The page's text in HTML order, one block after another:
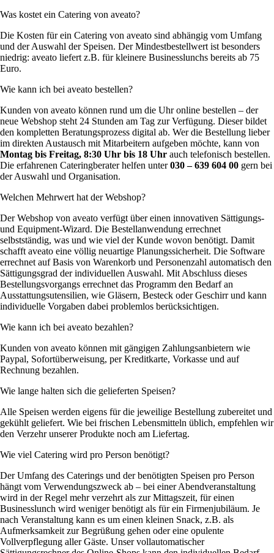
Was kostet ein Catering von aveato?
Die Kosten für ein Catering von aveato sind abhängig vom Umfang
und der Auswahl der Speisen. Der Mindestbestellwert ist besonders
niedrig: aveato liefert z.B. für kleinere Businesslunchs bereits ab 75
Euro.
Wie kann ich bei aveato bestellen?
Kunden von aveato können rund um die Uhr online bestellen – der
neue Webshop steht 24 Stunden am Tag zur Verfügung. Dieser bildet
den kompletten Beratungsprozess digital ab. Wer die Bestellung lieber
im direkten Austausch mit Mitarbeitern aufgeben möchte, kann von
Montag bis Freitag, 8:30 Uhr bis 18 Uhr auch telefonisch bestellen.
Die erfahrenen Cateringberater helfen unter030 – 639 604 00 gern bei
der Auswahl und Organisation.
Welchen Mehrwert hat der Webshop?
Der Webshop von aveato verfügt über einen innovativen Sättigungs-
und Equipment-Wizard. Die Bestellanwendung errechnet
selbstständig, was und wie viel der Kunde wovon benötigt. Damit
schafft aveato eine völlig neuartige Planungssicherheit. Die Software
errechnet auf Basis von Warenkorb und Personenzahl automatisch den
Sättigungsgrad der individuellen Auswahl. Mit Abschluss dieses
Bestellungsvorgangs errechnet das Programm den Bedarf an
Ausstattungsutensilien, wie Gläsern, Besteck oder Geschirr und kann
individuelle Vorgaben dabei problemlos berücksichtigen.
Wie kann ich bei aveato bezahlen?
Kunden von aveato können mit gängigen Zahlungsanbietern wie
Paypal, Sofortüberweisung, per Kreditkarte, Vorkasse und auf
Rechnung bezahlen.
Wie lange halten sich die gelieferten Speisen?
Alle Speisen werden eigens für die jeweilige Bestellung zubereitet und
gekühlt geliefert. Wie bei frischen Lebensmitteln üblich, empfehlen wir
den Verzehr unserer Produkte noch am Liefertag.
Wie viel Catering wird pro Person benötigt?
Der Umfang des Caterings und der benötigten Speisen pro Person
hängt vom Verwendungszweck ab – bei einer Abendveranstaltung
wird in der Regel mehr verzehrt als zur Mittagszeit, für einen
Businesslunch wird weniger benötigt als für ein Firmenjubiläum. Je
nach Veranstaltung kann es um einen kleinen Snack, z.B. als
Aufmerksamkeit zur Begrüßung gehen oder eine opulente
Vollverpflegung aller Gäste. Unser vollautomatischer